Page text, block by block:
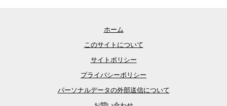
ホーム
このサイトについて
サイトポリシー
プライバシーポリシー
パーソナルデータの外部送信について